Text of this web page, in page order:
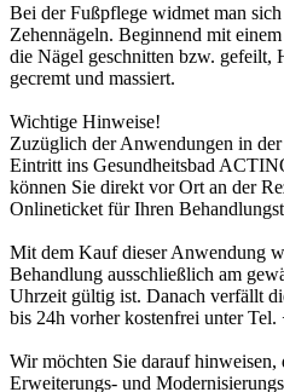
Bei der Fußpflege widmet man
Zehennägeln. Beginnend mit
die Nägel geschnitten bzw. gefeilt,
gecremt und massiert.
Wichtige Hinweise!
Zuzüglich der Anwendungen in der
Eintritt ins Gesundheitsbad
können Sie direkt vor Ort an der
Onlineticket für Ihren
Mit dem Kauf dieser Anwendung
Behandlung ausschließlich am
Uhrzeit gültig ist. Danach verfällt
bis 24h vorher kostenfrei unter
Wir möchten Sie darauf hinweisen,
Erweiterungs- und